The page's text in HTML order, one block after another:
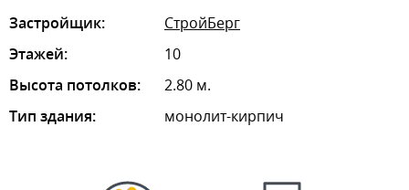
Застройщик:
СтройБерг
Этажей:
10
Высота потолков:
2.80 м.
Тип здания:
монолит-кирпич